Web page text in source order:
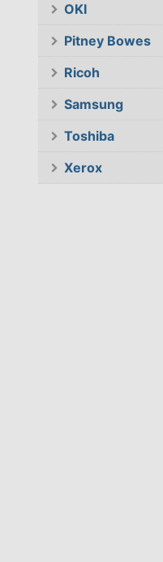
OKI
Pitney Bowes
Ricoh
Samsung
Toshiba
Xerox